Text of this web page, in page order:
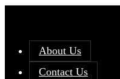
About Us
Contact Us